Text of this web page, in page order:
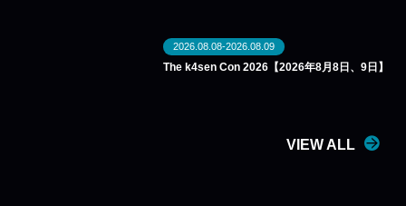
2026.08.08-2026.08.09
The k4sen Con 2026【2026年8月8日、9日】
VIEW ALL